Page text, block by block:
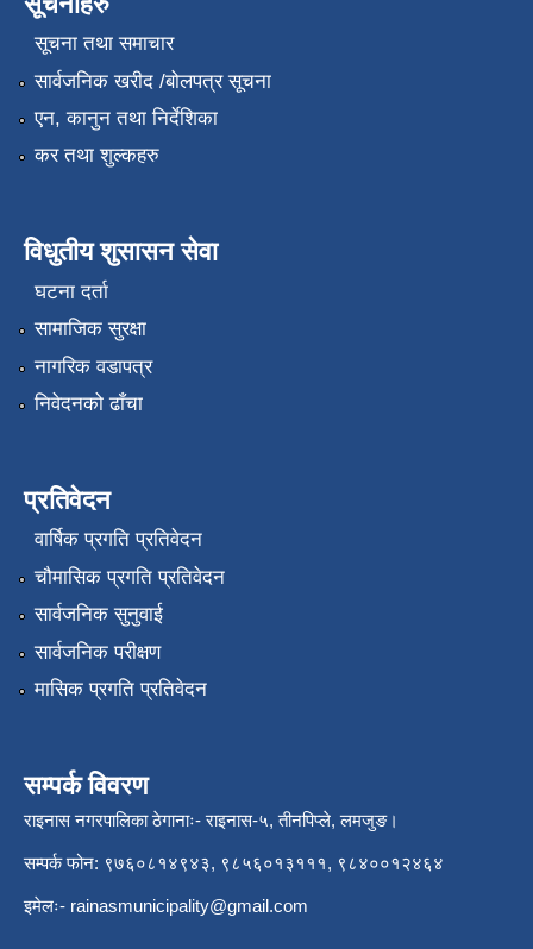
सूचना तथा समाचार
सार्वजनिक खरीद /बोलपत्र सूचना
एन, कानुन तथा निर्देशिका
कर तथा शुल्कहरु
विधुतीय शुसासन सेवा
घटना दर्ता
सामाजिक सुरक्षा
नागरिक वडापत्र
निवेदनको ढाँचा
प्रतिवेदन
वार्षिक प्रगति प्रतिवेदन
चौमासिक प्रगति प्रतिवेदन
सार्वजनिक सुनुवाई
सार्वजनिक परीक्षण
मासिक प्रगति प्रतिवेदन
सम्पर्क विवरण
राइनास नगरपालिका ठेगानाः- राइनास-५, तीनपिप्ले, लमजुङ।
सम्पर्क फोन: ९७६०८१४९४३, ९८५६०१३१११, ९८४००१२४६४
इमेलः- rainasmunicipality@gmail.com